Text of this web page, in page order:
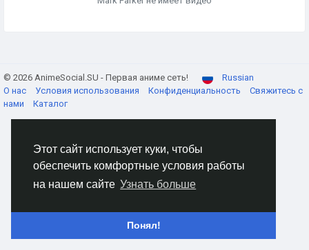
Этот сайт использует куки, чтобы
обеспечить комфортные условия работы
на нашем сайте Узнать больше
Понял!
© 2026 AnimeSocial.SU - Первая аниме сеть!
Russian
О нас
Условия использования Конфиденциальность
Свяжитесь с
нами
Каталог